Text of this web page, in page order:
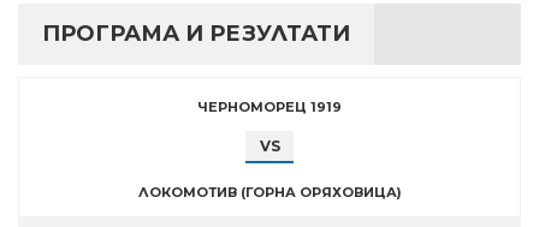
ПРОГРАМА И РЕЗУЛТАТИ
ЧЕРНОМОРЕЦ 1919
VS
ЛОКОМОТИВ (ГОРНА ОРЯХОВИЦА)